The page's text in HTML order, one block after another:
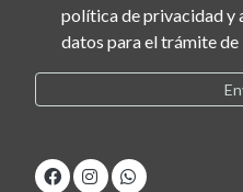
política de privacidad y acepto el tratamiento de mis
datos para el trámite